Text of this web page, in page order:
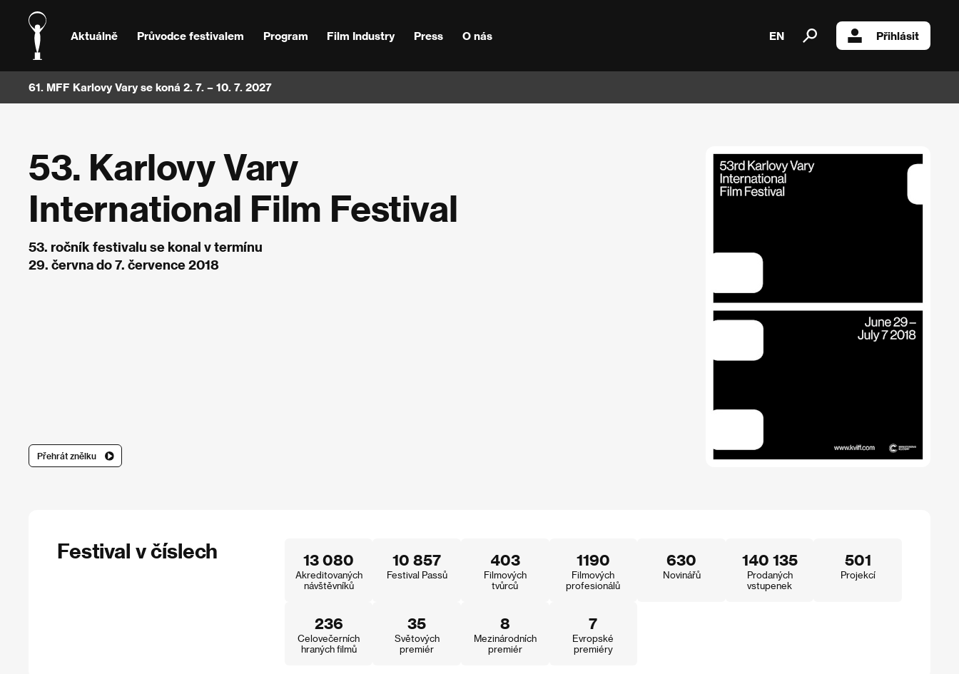
Aktuálně Průvodce festivalem Program Film Industry Press O nás EN Přihlásit
61. MFF Karlovy Vary se koná 2. 7. – 10. 7. 2027
53. Karlovy Vary
International Film Festival
53. ročník festivalu se konal v termínu
29. června do 7. července 2018
Přehrát znělku
Festival v číslech 13 080
Akreditovaných
návštěvníků
10 857
Festival Passů
403
Filmových
tvůrců
1190
Filmových
profesionálů
630
Novinářů
140 135
Prodaných
vstupenek
501
Projekcí
236
Celovečerních
hraných filmů
35
Světových
premiér
8
Mezinárodních
premiér
7
Evropské
premiéry